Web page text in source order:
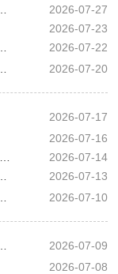
2026-07-27
2026-07-23
2026-07-22
2026-07-20
2026-07-17
2026-07-16
2026-07-14
2026-07-13
2026-07-10
2026-07-09
2026-07-08